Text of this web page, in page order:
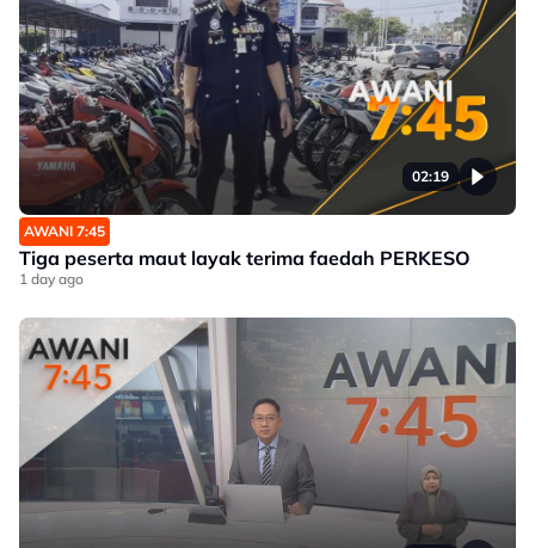
02:19
AWANI 7:45
Tiga peserta maut layak terima faedah PERKESO
1 day ago